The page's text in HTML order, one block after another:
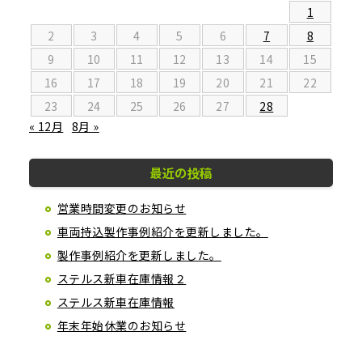
1
2
3 4 5 6 7
8
9
10 11 12 13 14
15
16
17 18 19 20 21
22
23
24 25 26 27
28
« 12月
8月 »
最近の投稿
営業時間変更のお知らせ
車両持込製作事例紹介を更新しました。
製作事例紹介を更新しました。
ステルス新車在庫情報２
ステルス新車在庫情報
年末年始休業のお知らせ